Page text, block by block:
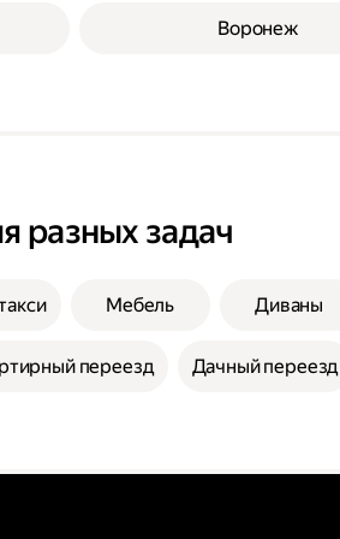
Воронеж
разных задач
Мебель Диваны
переезд Дачный переезд